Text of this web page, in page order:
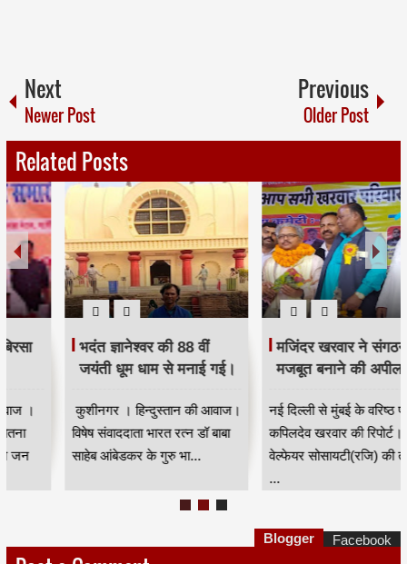
Next
Newer Post
Previous
Older Post
Related Posts
भदंत ज्ञानेश्वर की 88 वीं
जयंती धूम धाम से मनाई गई।
कुशीनगर । हिन्दुस्तान की आवाज।
विषेष संवाददाता भारत रत्न डॉ बाबा
साहेब आंबेडकर के गुरु भा...
मजिंदर खरवार ने संगठन को
मजबूत बनाने की अपील की।
नई दिल्ली से मुंबई के वरिष्ठ पत्रकार
कपिलदेव खरवार की रिपोर्ट।खरवार
वेल्फेयर सोसायटी(रजि) की तरफ से
Blogger Facebook